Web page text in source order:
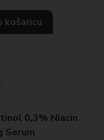
košaricu
0,3% Niacin
Serum